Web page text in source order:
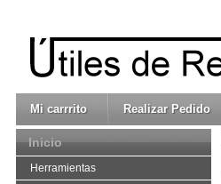
Mi carrrito Realizar Pedido
Inicio
Herramientas